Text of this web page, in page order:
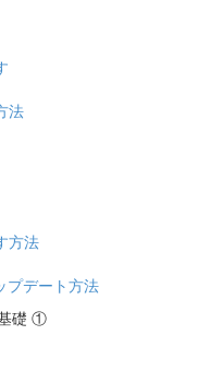
法
方法
プデート方法
礎 ①